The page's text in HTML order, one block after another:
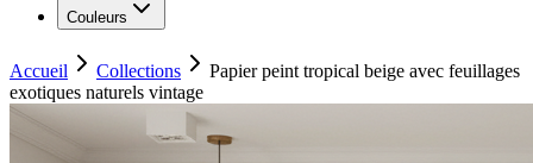
Couleurs
Accueil Collections
Papier peint tropical beige avec feuillages
exotiques naturels vintage